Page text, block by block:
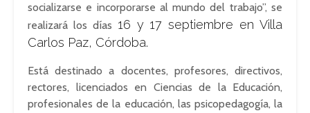
socializarse e incorporarse al mundo del trabajo”, se
realizará los días 16 y 17 septiembre en Villa
Carlos Paz, Córdoba.
Está destinado a docentes, profesores, directivos,
rectores, licenciados en Ciencias de la Educación,
profesionales de la educación, las psicopedagogía, la